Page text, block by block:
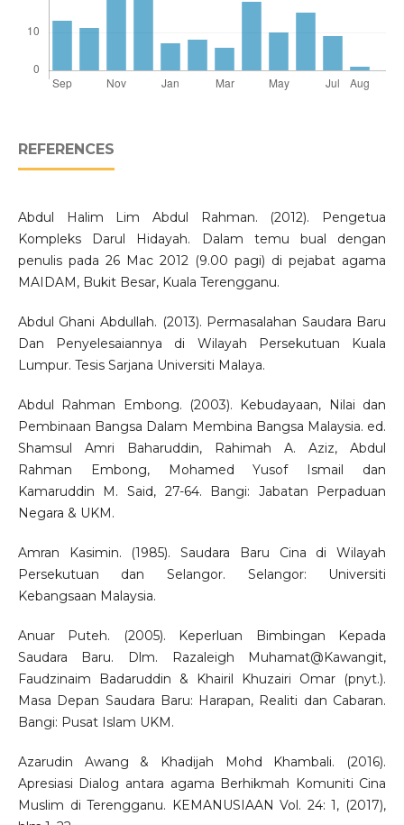
REFERENCES
Abdul Halim Lim Abdul Rahman. (2012). Pengetua
Kompleks Darul Hidayah. Dalam temu bual dengan
penulis pada 26 Mac 2012 (9.00 pagi) di pejabat agama
MAIDAM, Bukit Besar, Kuala Terengganu.
Abdul Ghani Abdullah. (2013). Permasalahan Saudara Baru
Dan Penyelesaiannya di Wilayah Persekutuan Kuala
Lumpur. Tesis Sarjana Universiti Malaya.
Abdul Rahman Embong. (2003). Kebudayaan, Nilai dan
Pembinaan Bangsa Dalam Membina Bangsa Malaysia. ed.
Shamsul Amri Baharuddin, Rahimah A. Aziz, Abdul
Rahman Embong, Mohamed Yusof Ismail dan
Kamaruddin M. Said, 27-64. Bangi: Jabatan Perpaduan
Negara & UKM.
Amran Kasimin. (1985). Saudara Baru Cina di Wilayah
Persekutuan dan Selangor. Selangor: Universiti
Kebangsaan Malaysia.
Anuar Puteh. (2005). Keperluan Bimbingan Kepada
Saudara Baru. Dlm. Razaleigh Muhamat@Kawangit,
Faudzinaim Badaruddin & Khairil Khuzairi Omar (pnyt.).
Masa Depan Saudara Baru: Harapan, Realiti dan Cabaran.
Bangi: Pusat Islam UKM.
Azarudin Awang & Khadijah Mohd Khambali. (2016).
Apresiasi Dialog antara agama Berhikmah Komuniti Cina
Muslim di Terengganu. KEMANUSIAAN Vol. 24: 1, (2017),